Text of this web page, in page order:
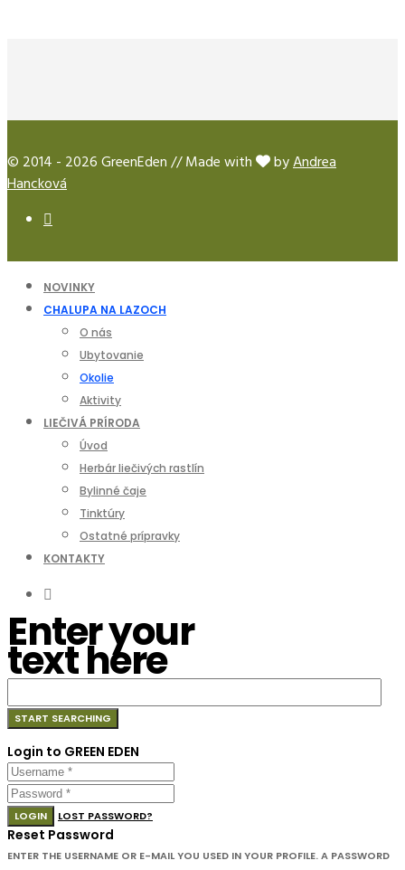
© 2014 - 2026 GreenEden // Made with byAndrea
Hancková
NOVINKY
CHALUPA NA LAZOCH
O nás
Ubytovanie
Okolie
Aktivity
LIEČIVÁ PRÍRODA
Úvod
Herbár liečivých rastlín
Bylinné čaje
Tinktúry
Ostatné prípravky
KONTAKTY
Enter your
text here
Login to GREEN EDEN
LOGIN LOST PASSWORD?
Reset Password
ENTER THE USERNAME OR E-MAIL YOU USED IN YOUR PROFILE. A PASSWORD